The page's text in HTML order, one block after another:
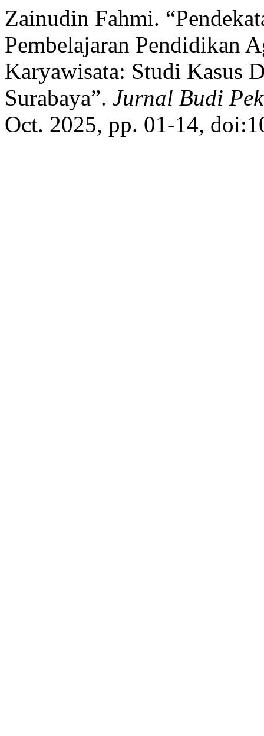
Zainudin Fahmi.
Pembelajaran Pendidikan
Karyawisata: Studi Kasus
Surabaya”. Jurnal Budi
Oct. 2025, pp. 01-14,